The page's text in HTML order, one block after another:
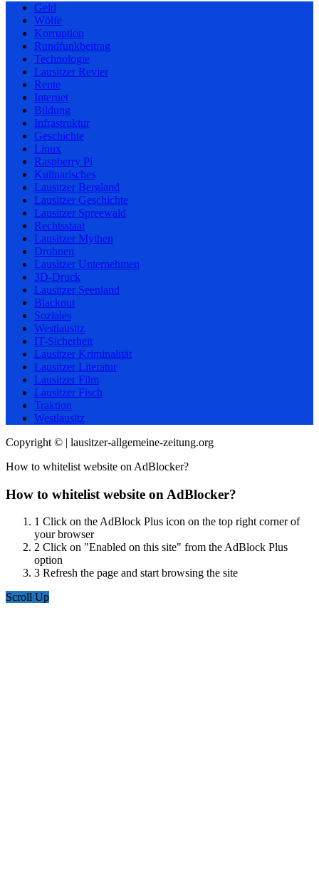
Geld
Wölfe
Korruption
Rundfunkbeitrag
Technologie
Lausitzer Revier
Rente
Internet
Bildung
Infrastruktur
Geschichte
Linux
Raspberry Pi
Kulinarisches
Lausitzer Bergland
Lausitzer Geschichte
Lausitzer Spreewald
Rechtsstaat
Lausitzer Mythen
Drohnen
Lausitzer Unternehmen
3D-Druck
Lausitzer Seenland
Blackout
Soziales
Westlausitz
IT-Sicherheit
Lausitzer Kriminalität
Lausitzer Literatur
Lausitzer Film
Lausitzer Fisch
Traktion
Westlausitz
Copyright © | lausitzer-allgemeine-zeitung.org
How to whitelist website on AdBlocker?
How to whitelist website on AdBlocker?
1 Click on the AdBlock Plus icon on the top right corner of
your browser
2 Click on "Enabled on this site" from the AdBlock Plus
option
3 Refresh the page and start browsing the site
Scroll Up